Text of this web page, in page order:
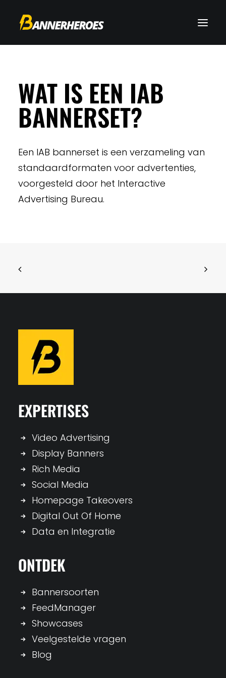
WAT IS EEN IAB
BANNERSET?
Een IAB bannerset is een verzameling van
standaardformaten voor advertenties,
voorgesteld door het Interactive
Advertising Bureau.
EXPERTISES
Video Advertising
Display Banners
Rich Media
Social Media
Homepage Takeovers
Digital Out Of Home
Data en Integratie
ONTDEK
Bannersoorten
FeedManager
Showcases
Veelgestelde vragen
Blog